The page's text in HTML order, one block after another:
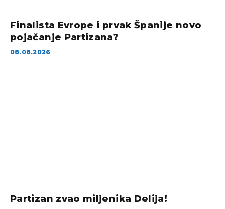
Finalista Evrope i prvak Španije novo
pojačanje Partizana?
08.08.2026
Partizan zvao miljenika Delija!